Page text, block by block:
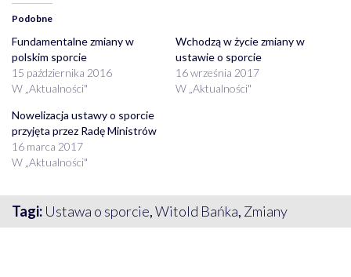
Podobne
Fundamentalne zmiany w
polskim sporcie
15 października 2016
W „Aktualności"
Wchodzą w życie zmiany w
ustawie o sporcie
16 września 2017
W „Aktualności"
Nowelizacja ustawy o sporcie
przyjęta przez Radę Ministrów
16 marca 2017
W „Aktualności"
Tagi: Ustawa o sporcie,Witold Bańka, Zmiany